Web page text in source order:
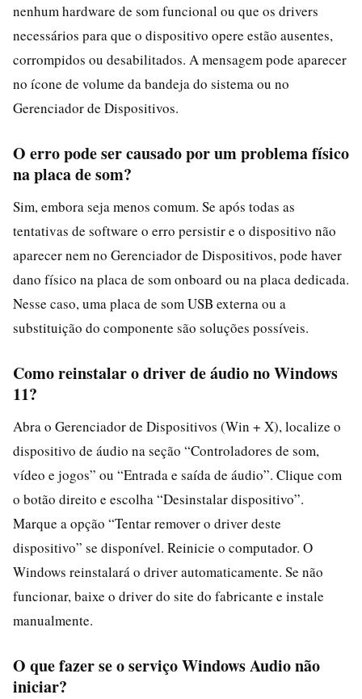
nenhum hardware de som funcional ou que os drivers
necessários para que o dispositivo opere estão ausentes,
corrompidos ou desabilitados. A mensagem pode aparecer
no ícone de volume da bandeja do sistema ou no
Gerenciador de Dispositivos.
O erro pode ser causado por um problema físico
na placa de som?
Sim, embora seja menos comum. Se após todas as
tentativas de software o erro persistir e o dispositivo não
aparecer nem no Gerenciador de Dispositivos, pode haver
dano físico na placa de som onboard ou na placa dedicada.
Nesse caso, uma placa de som USB externa ou a
substituição do componente são soluções possíveis.
Como reinstalar o driver de áudio no Windows
11?
Abra o Gerenciador de Dispositivos (Win + X), localize o
dispositivo de áudio na seção “Controladores de som,
vídeo e jogos” ou “Entrada e saída de áudio”. Clique com
o botão direito e escolha “Desinstalar dispositivo”.
Marque a opção “Tentar remover o driver deste
dispositivo” se disponível. Reinicie o computador. O
Windows reinstalará o driver automaticamente. Se não
funcionar, baixe o driver do site do fabricante e instale
manualmente.
O que fazer se o serviço Windows Audio não
iniciar?